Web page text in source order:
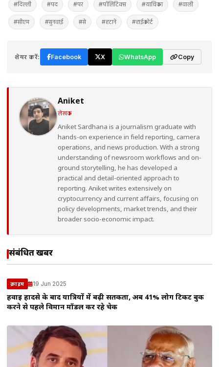
#दिल्ली #पद #पर #पॉलिटिक्स #याचिका #वाली
#सीएम #सुनवाई #से #हटाने #हाईकोर्ट
शेयर करें: Facebook X WhatsApp Copy
Aniket
लेखक
Aniket Sardhana is a journalism graduate with
hands-on experience in field reporting, camera
operations, and news production. With a strong
understanding of newsroom workflows and on-
ground storytelling, he has developed a
practical and detail-oriented approach to
reporting. Aniket writes extensively on
cryptocurrency and current affairs, focusing on
policy developments, market trends, and their
broader socio-economic impact.
संबंधित खबरें
क्राइम 19 Jun 2025
हवाई हादसे के बाद यात्रियों में बढ़ी सतर्कता, अब 41% लोग टिकट बुक
करने से पहले विमान मॉडल कर रहे चेक